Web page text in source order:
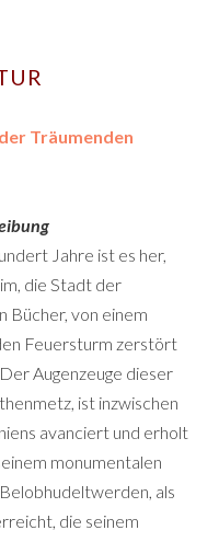
Träumenden
Jahre ist es her,
die Stadt der
Bücher, von einem
Feuersturm zerstört
Augenzeuge dieser
ist inzwischen
avanciert und erholt
monumentalen
als
die seinem